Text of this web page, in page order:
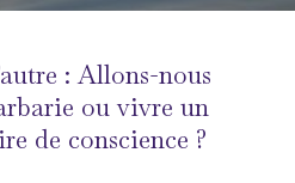
: Allons-nous
ou vivre un
de conscience ?